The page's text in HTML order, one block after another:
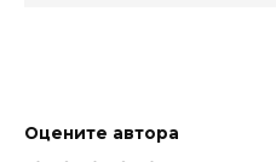
Оцените автора